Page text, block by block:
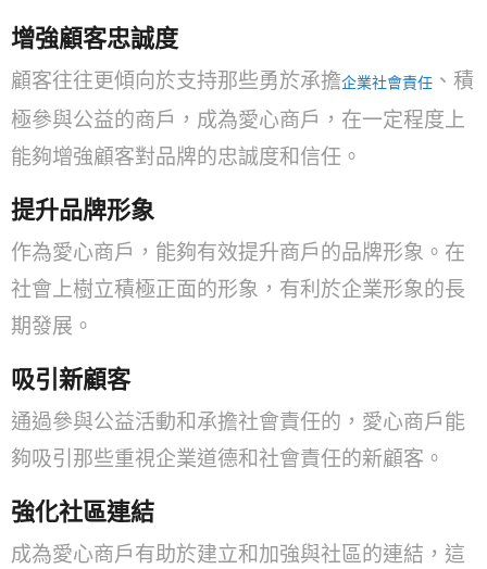
增強顧客忠誠度
顧客往往更傾向於支持那些勇於承擔企業社會責任 、積
極參與公益的商戶，成為愛心商戶，在一定程度上
能夠增強顧客對品牌的忠誠度和信任。
提升品牌形象
作為愛心商戶，能夠有效提升商戶的品牌形象。在
社會上樹立積極正面的形象，有利於企業形象的長
期發展。
吸引新顧客
通過參與公益活動和承擔社會責任的，愛心商戶能
夠吸引那些重視企業道德和社會責任的新顧客。
強化社區連結
成為愛心商戶有助於建立和加強與社區的連結，這